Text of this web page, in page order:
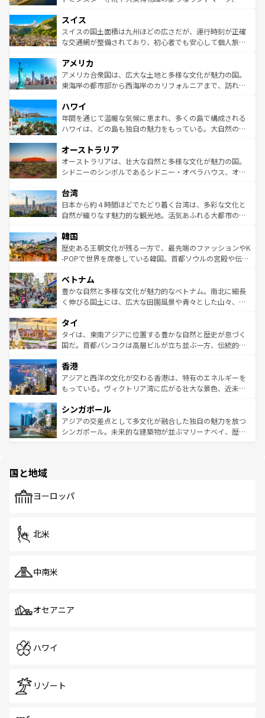
れる地方に足を運ぶとそれぞれで全く異なる文化を体験で
きるだろう。 なお、新着のフランス情報はコンテンツ一覧
を参照してほしい。
は、お酒好きな人にはぜひ体験してほしい。 なお、新着の
ドイツ情報はコンテンツ一覧を参照してほしい。
リアごとに異なる魅力がある。また、優雅なアフタヌーン
ティー、ビール好きにはたまらない英国パブ、サッカー観
戦など、本場だからこそできる体験も豊富。イギリスを旅
ンツ一覧を参照してほしい。
スイス
スイスの国土面積は九州ほどの広さだが、運行時刻が正確
な交通網が整備されており、初心者でも安心して個人旅行
の建物がそのまま残る町や、スイスならではのユニークな
博物館もあり、アルプス観光だけでなく町歩きも満喫する
ことができる。国民の所得が高いため物価も高いが、旅行
ば市内交通費無料で観光を楽しむこともできる。 なお、新
着のスイス情報はコンテンツ一覧 を参照してほしい。
アメリカ
アメリカ合衆国は、広大な土地と多様な文化が魅力の国。
東海岸の都市部から西海岸のカリフォルニアまで、訪れる
のような巨大都市は、観光、ショッピング、エンターテイ
ンメントが詰まった刺激的なスポットだ。一方、アメリカ
西部には大自然が広がり、グランドキャニオンやイエロー
部のニューオーリンズでは、音楽と美食が融合した独特の
文化が魅力。旅行者はアメリカの各地域で異なる魅力を楽
しみながら、その多様性と豊かな歴史を感じることができ
ならではの贅沢な旅のスタイルだ。 なお、新着のアメリカ
情報はコンテンツ一覧を参照してほしい。
ハワイ
年間を通じて温暖な気候に恵まれ、多くの島で構成される
ハワイは、どの島も独自の魅力をもっている。大自然の神
ワイ島は見逃せない。また、定番の観光地といえばオアフ
島だが、静かな自然を求めるならマウイ島やカウアイ島が
おすすめ。エメラルドグリーンに輝く海をはじめ、豊かな
れるおもてなしの心で訪れる人々を迎えてくれるハワイの
人々、おいしいローカルフードやハワイアンミュージッ
ク、伝統的なフラダンスなど、すべてがハワイの魅力を彩
ワイを、存分に味わってほしい。 なお、新着のハワイ情報
はコンテンツ一覧を参照してほしい。
オーストラリア
オーストラリアは、壮大な自然と多様な文化が魅力の国。
シドニーのシンボルであるシドニー・オペラハウス、オー
リアリーフや大陸中央部にそびえるウルル（エアーズロッ
ク）、タスマニアの美しい原生林やケアンズの熱帯雨林な
ど、見どころがたくさん。また、カフェやワイン、オージ
いる。アクティビティも充実しており、サーフィンやダイ
ビング、ハイキングなど、アウトドア好きにはたまらな
い。オーストラリアの多彩な魅力を存分に味わいつくそ
参照してほしい。
台湾
日本から約４時間ほどでたどり着く台湾は、多彩な文化と
自然が織りなす魅力的な観光地。活気あふれる大都市の台
ン）、静ひつな山岳地帯である台湾東部など、都市の喧騒
と山間の静けさが共存しており、訪れる人に新しい発見と
驚きをもたらしてくれる。また、奥深い台湾の食文化も魅
容にもいいと評判のスイーツなど、バラエティ豊かな料理
が味わえる。 なお、新着の台湾情報は コンテンツ一覧を参
照してほしい。
韓国
歴史ある王朝文化が残る一方で、最先端のファッションやK
-POPで世界を席巻している韓国。首都ソウルの宮殿や伝統
き、地方に足を延ばせば四季折々の自然美を楽しむことが
できる。そして、キムチや焼肉、絶品のストリートフード
まで、さまざまな韓国料理が待っている。夜には、韓国な
リティに包まれながら、韓国の多彩な魅力を心ゆくまで味
わってみてほしい。 なお、新着の韓国情報はコンテンツ一
覧を参照してほしい。
ベトナム
豊かな自然と多様な文化が魅力的なベトナム。南北に細長
く伸びる国土には、広大な田園風景や青々とした山々、世
急速な発展と共に伝統が息づく。ハノイの古い町並みやホ
ーチミン市のフランス統治時代の建物も、独特の雰囲気を
醸し出している。また、バラエティの豊かさとおいしさで
とつ。フォーやバインミー、ベトナムコーヒーなどは、ぜ
ひ現地で味わいたい。どの地域を訪れてもあたたかい人々
が旅行者を迎えてくれるので、きっと忘れられない旅にな
参照してほしい。
タイ
タイは、東南アジアに位置する豊かな自然と歴史が息づく
国だ。首都バンコクは高層ビルが立ち並ぶ一方、伝統的な
の活気が交差している。北部ではチェンマイなどの山岳地
帯で自然と触れ合い、南部ではプーケットやクラビの美し
いビーチでリゾート気分を楽しむことができる。タイ料理
激する。気候は一年中温暖で、どの季節にも異なる楽しみ
が待っている。親しみやすいタイの人々、仏教を中心とし
た文化、そして多様な観光資源が、訪れる旅人を魅了し続
香港
アジアと西洋の文化が交わる香港は、特有のエネルギーを
もっている。ヴィクトリア湾に広がる壮大な景色、近未来
み、どこを訪れても感動するはず。観光スポットが密集し
ており、効率よく見どころを回れるのも魅力。息をのむよ
うな絶景から文化的な体験まで、香港を存分に楽しみ尽く
シンガポール
アジアの交差点として多文化が融合した独自の魅力を放つ
シンガポール。未来的な建築物が並ぶマリーナベイ、歴史
で、ホーカーズは地元の風情を楽しめる外せないスポット
国と地域
ヨーロッパ
北米
中南米
オセアニア
ハワイ
リゾート